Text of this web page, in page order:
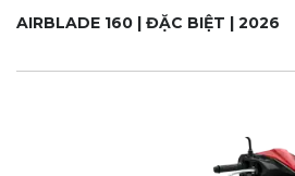
AIRBLADE 160 | ĐẶC BIỆT | 2026